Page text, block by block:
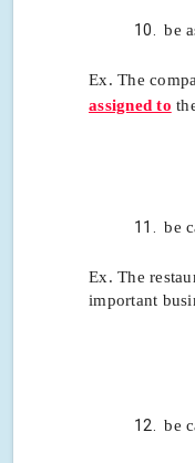
ม
Ex. The
assigned to
ถูก
Ex. The
important
ถูก